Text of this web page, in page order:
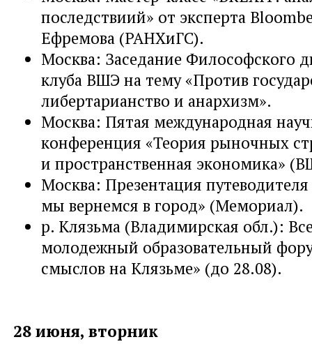
последствиий» от эксперта
Ефремова (РАНХиГС).
Москва: Заседание Философского
клуба ВШЭ на тему «Против
либертарианство и анархизм».
Москва: Пятая международная
конференция «Теория рыночных
и пространственная экономика»
Москва: Презентация путеводителя
мы вернемся в город» (Мемориал).
р. Клязьма (Владимирская обл.):
молодежный образовательный
смыслов на Клязьме» (до 28.08).
28 июня, вторник